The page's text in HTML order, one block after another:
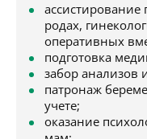
родах,
оперативных
подготовка
забор анализов
патронаж
учете;
оказание